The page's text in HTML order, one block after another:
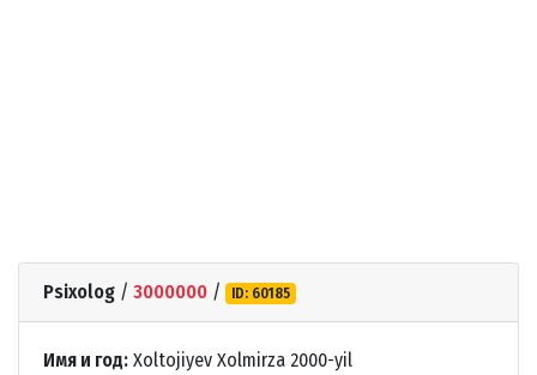
Psixolog / 3000000 / ID: 60185
Имя и год: Xoltojiyev Xolmirza 2000-yil